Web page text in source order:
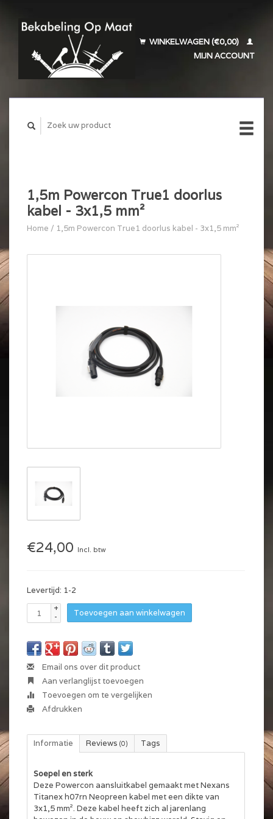
WINKELWAGEN (€0,00)
MIJN ACCOUNT
1,5m Powercon True1 doorlus
kabel - 3x1,5 mm²
Home / 1,5m Powercon True1 doorlus kabel - 3x1,5 mm²
€24,00 Incl. btw
Levertijd: 1-2
+
-
Toevoegen aan winkelwagen
Email ons over dit product
Aan verlanglijst toevoegen
Toevoegen om te vergelijken
Afdrukken
Informatie Reviews (0) Tags
Soepel en sterk
Deze Powercon aansluitkabel gemaakt met Nexans
Titanex h07rn Neopreen kabel met een dikte van
3x1,5 mm². Deze kabel heeft zich al jarenlang